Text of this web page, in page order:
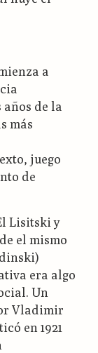
a
de la
más
juego
de
Lisitski y
el mismo
era algo
Un
Vladimir
en 1921